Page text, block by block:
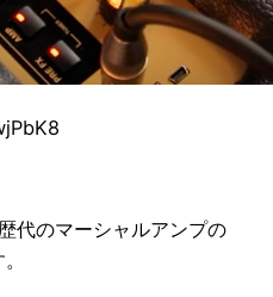
代のマーシャルアンプの